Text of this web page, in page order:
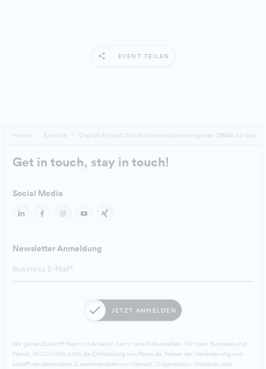
EVENT TEILEN
Home Events Digital Findet Stadt Innovationskongress 2025Back to top
Get in touch, stay in touch!
Social Media
Newsletter Anmeldung
JETZT ANMELDEN
Wir geben Zukunft Raum. In Arbeits-, Lern- und Kulturwelten. Für User, Business und
Planet. M.O.O.CON nutzt die Entwicklung von Raum als Treiber der Veränderung und
schafft ein lebendiges Zusammenspiel von Mensch, Organisation, Gebäude und